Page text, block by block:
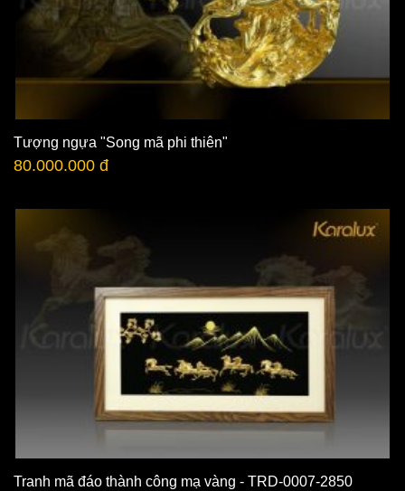
Tượng ngựa "Song mã phi thiên"
80.000.000 đ
Tranh mã đáo thành công mạ vàng - TRD-0007-2850